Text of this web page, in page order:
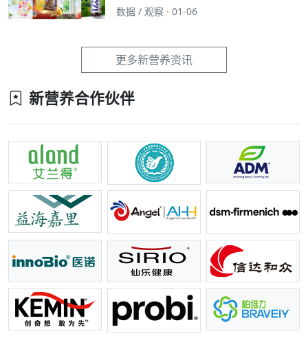
数据 / 观察 · 01-06
更多新营养资讯
新营养合作伙伴